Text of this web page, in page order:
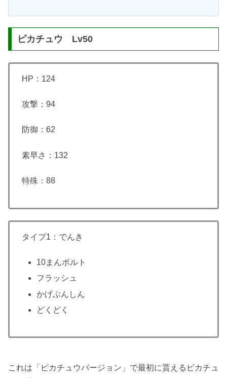
ピカチュウ Lv50
HP：124
攻撃：94
防御：62
素早さ：132
特殊：88
タイプ1：でんき
10まんボルト
フラッシュ
かげぶんしん
どくどく
これは「ピカチュウバージョン」で最初に貰えるピカチュ